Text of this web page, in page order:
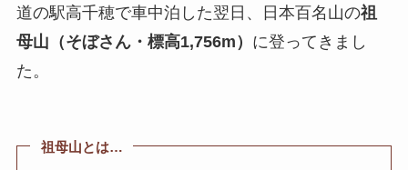
道の駅高千穂で車中泊した翌日、日本百名山の祖
母山（そぼさん・標高1,756m） に登ってきまし
た。
祖母山とは…